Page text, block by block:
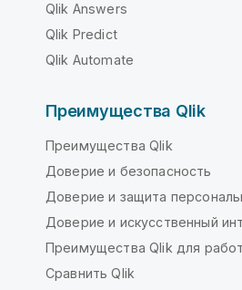
Qlik Answers
Qlik Predict
Qlik Automate
Преимущества Qlik
Преимущества Qlik
Доверие и безопасность
Доверие и защита
Доверие и искусственный
Преимущества Qlik для
Сравнить Qlik